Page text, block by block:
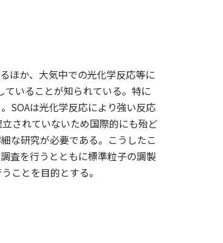
ほか、大気中での光化学反応等に
いることが知られている。特に
SOAは光化学反応により強い反応
されていないため国際的にも殆ど
な研究が必要である。こうしたこ
査を行うとともに標準粒子の調製
ことを目的とする。